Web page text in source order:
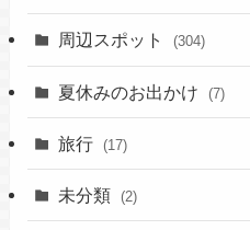
周辺スポット (304)
夏休みのお出かけ (7)
旅行 (17)
未分類 (2)